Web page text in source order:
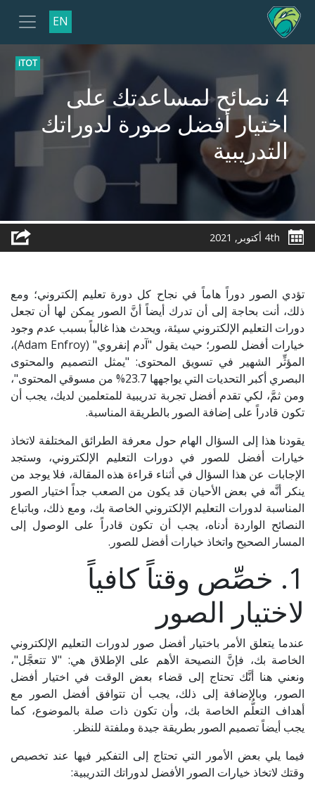
EN
iTOT
4 نصائح لمساعدتك على
اختيار أفضل صورة لدوراتك
التدريبية
4th أكتوبر, 2021
تؤدي الصور دوراً هاماً في نجاح كل دورة تعليم إلكتروني؛ ومع
ذلك، أنت بحاجة إلى أن تدرك أيضاً أنَّ الصور يمكن لها أن تجعل
دورات التعليم الإلكتروني سيئة، ويحدث هذا غالباً بسبب عدم وجود
خيارات أفضل للصور؛ حيث يقول "آدم إنفروي" (Adam Enfroy)،
المؤثِّر الشهير في تسويق المحتوى: "يمثل التصميم والمحتوى
البصري أكبر التحديات التي يواجهها 23.7% من مسوقي المحتوى"،
ومن ثمَّ، لكي تقدم أفضل تجربة تدريبية للمتعلمين لديك، يجب أن
تكون قادراً على إضافة الصور بالطريقة المناسبة.
يقودنا هذا إلى السؤال الهام حول معرفة الطرائق المختلفة لاتخاذ
خيارات أفضل للصور في دورات التعليم الإلكتروني، وستجد
الإجابات عن هذا السؤال في أثناء قراءة هذه المقالة، فلا يوجد من
ينكر أنَّه في بعض الأحيان قد يكون من الصعب جداً اختيار الصور
المناسبة لدورات التعليم الإلكتروني الخاصة بك، ومع ذلك، وباتباع
النصائح الواردة أدناه، يجب أن تكون قادراً على الوصول إلى
المسار الصحيح واتخاذ خيارات أفضل للصور.
1. خصِّص وقتاً كافياً
لاختيار الصور
عندما يتعلق الأمر باختيار أفضل صور لدورات التعليم الإلكتروني
الخاصة بك، فإنَّ النصيحة الأهم على الإطلاق هي: "لا تتعجَّل"،
ونعني هنا أنَّك تحتاج إلى قضاء بعض الوقت في اختيار أفضل
الصور، وبالإضافة إلى ذلك، يجب أن تتوافق أفضل الصور مع
أهداف التعلُّم الخاصة بك، وأن تكون ذات صلة بالموضوع، كما
يجب أيضاً تصميم الصور بطريقة جيدة وملفتة للنظر.
فيما يلي بعض الأمور التي تحتاج إلى التفكير فيها عند تخصيص
وقتك لاتخاذ خيارات الصور الأفضل لدوراتك التدريبية: